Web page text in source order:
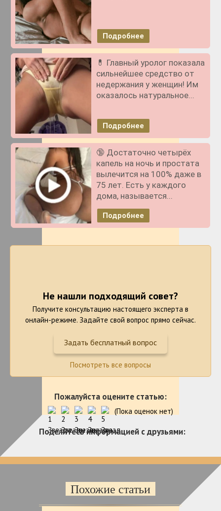
Подробнее
💊 Главный уролог показала
сильнейшее средство от
недержания у женщин! Им
оказалось натуральное...
Подробнее
🔞 Достаточно четырёх
капель на ночь и простата
вылечится на 100% даже в
75 лет. Есть у каждого
дома, называется...
Подробнее
Не нашли подходящий совет?
Получите консультацию настоящего эксперта в
онлайн-режиме. Задайте свой вопрос прямо сейчас.
Задать бесплатный вопрос
Посмотреть все вопросы
Пожалуйста оцените статью:
(Пока оценок нет)
Поделитесь информацией с друзьями:
Похожие статьи